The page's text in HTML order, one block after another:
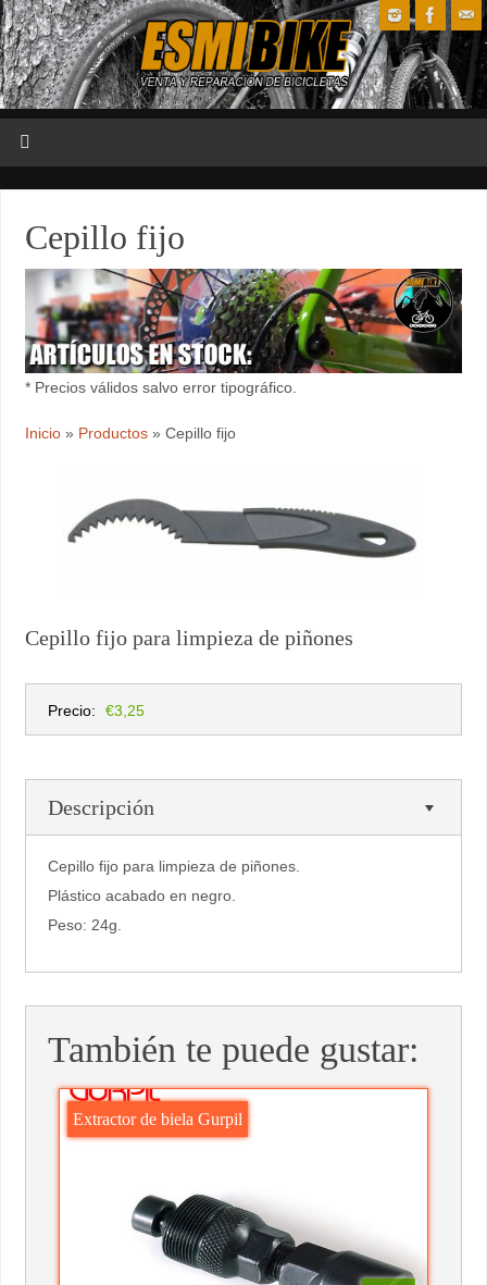
Cepillo fijo
* Precios válidos salvo error tipográfico.
Inicio» Productos» Cepillo fijo
Cepillo fijo para limpieza de piñones
Precio: €3,25
Descripción
Cepillo fijo para limpieza de piñones.
Plástico acabado en negro.
Peso: 24g.
También te puede gustar:
Extractor de biela Gurpil